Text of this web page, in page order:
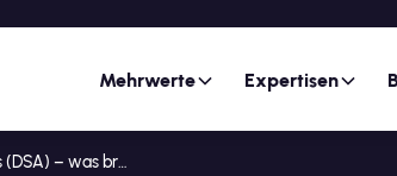
Mehrwerte Expertisen
Digital Shelf Analytics (DSA) – was bringt das wirklich?